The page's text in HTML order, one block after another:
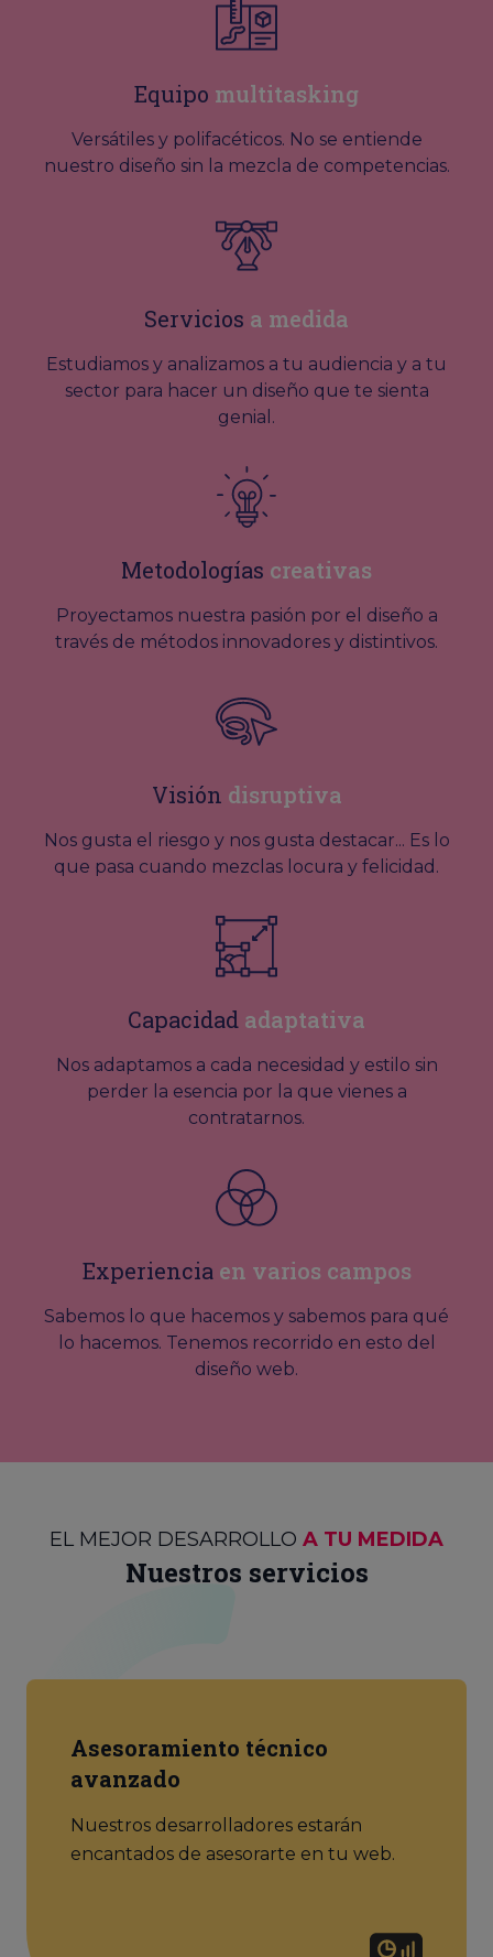
Equipo multitasking
Versátiles y polifacéticos. No se entiende
nuestro diseño sin la mezcla de competencias.
Servicios a medida
Estudiamos y analizamos a tu audiencia y a tu
sector para hacer un diseño que te sienta
genial.
Metodologías creativas
Proyectamos nuestra pasión por el diseño a
través de métodos innovadores y distintivos.
Visión disruptiva
Nos gusta el riesgo y nos gusta destacar... Es lo
que pasa cuando mezclas locura y felicidad.
Capacidad adaptativa
Nos adaptamos a cada necesidad y estilo sin
perder la esencia por la que vienes a
contratarnos.
Experiencia en varios campos
Sabemos lo que hacemos y sabemos para qué
lo hacemos. Tenemos recorrido en esto del
diseño web.
EL MEJOR DESARROLLO A TU MEDIDA
Nuestros servicios
Asesoramiento técnico
avanzado
Nuestros desarrolladores estarán
encantados de asesorarte en tu web.